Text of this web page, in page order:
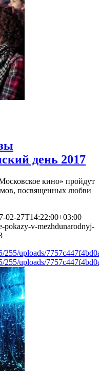
день 2017
кино» пройдут
посвященных любви
02-27T14:22:00+03:00
pokazy-v-mezhdunarodnyj-
255/uploads/
255/uploads/